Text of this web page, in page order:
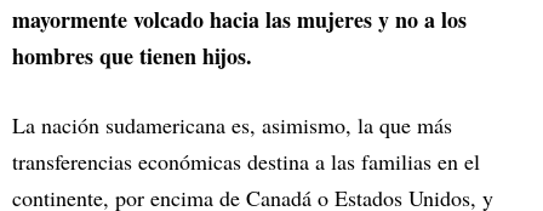
mayormente volcado hacia las mujeres y no a los
hombres que tienen hijos.
La nación sudamericana es, asimismo, la que más
transferencias económicas destina a las familias en el
continente, por encima de Canadá o Estados Unidos, y